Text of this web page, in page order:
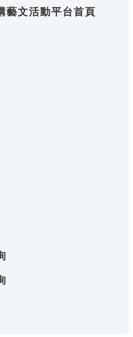
藝文活動平台首頁